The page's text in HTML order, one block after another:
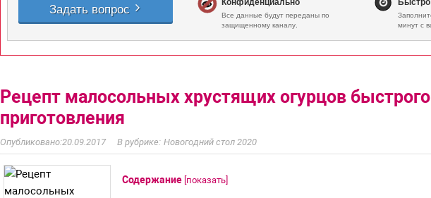
Рецепт малосольных хрустящих огурцов быстрого
приготовления
20.09.2017 Новогодний стол 2020
Содержание показать